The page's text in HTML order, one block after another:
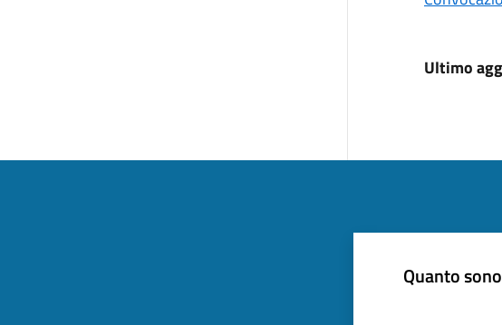
Ultimo
Quanto